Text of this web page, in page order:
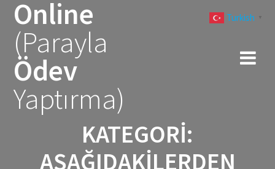
Online
(Parayla
Ödev
Yaptırma)
KATEGORI:
AŞAĞIDAKILERDEN
Turkish ▼